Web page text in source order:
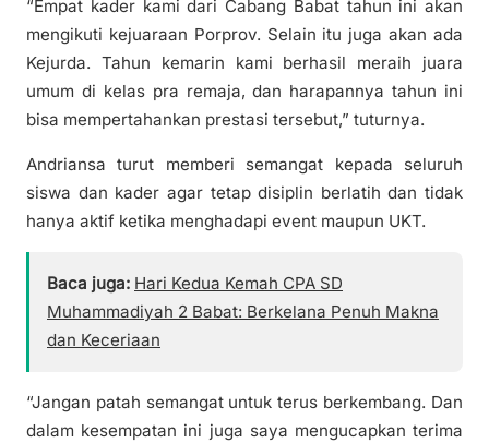
“Empat kader kami dari Cabang Babat tahun ini akan
mengikuti kejuaraan Porprov. Selain itu juga akan ada
Kejurda. Tahun kemarin kami berhasil meraih juara
umum di kelas pra remaja, dan harapannya tahun ini
bisa mempertahankan prestasi tersebut,” tuturnya.
Andriansa turut memberi semangat kepada seluruh
siswa dan kader agar tetap disiplin berlatih dan tidak
hanya aktif ketika menghadapi event maupun UKT.
Baca juga: ‎Hari Kedua Kemah CPA SD
Muhammadiyah 2 Babat: Berkelana Penuh Makna
dan Keceriaan
“Jangan patah semangat untuk terus berkembang. Dan
dalam kesempatan ini juga saya mengucapkan terima